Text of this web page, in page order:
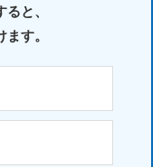
と、
す。